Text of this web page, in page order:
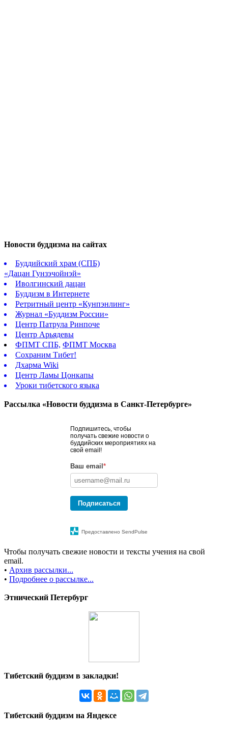
Новости буддизма на сайтах
Буддийский храм (СПБ)
«Дацан Гунзэчойнэй»
Иволгинский дацан
Буддизм в Интернете
Ретритный центр «Кунпэнлинг»
Журнал «Буддизм России»
Центр Патрула Ринпоче
Центр Арьядевы
ФПМТ СПБ, ФПМТ Москва
Сохраним Тибет!
Дхарма Wiki
Центр Ламы Цонкапы
Уроки тибетского языка
Рассылка «Новости буддизма в Санкт-Петербурге»
Подпишитесь, чтобы
получать свежие новости о
буддийских мероприятиях на
свой email!
Ваш email *
Подписаться
Предоставлено SendPulse
Чтобы получать свежие новости и тексты учения на свой
email.
• Архив рассылки...
• Подробнее о рассылке...
Этнический Петербург
Тибетский буддизм в закладки!
Тибетский буддизм на Яндексе